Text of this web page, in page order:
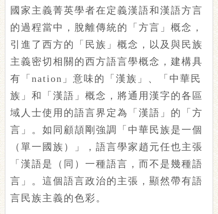
國家主義菁英學者在定義漢語和漢語方言
的過程當中，脫離傳統的「方言」概念，
引進了西方的「民族」概念，以及與民族
主義密切相關的西方語言學概念，建構具
有「nation」意味的「漢族」、「中華民
族」和「漢語」概念，將通用漢字的各區
域人士使用的語言界定為「漢語」的「方
言」。如同顧頡剛強調「中華民族是一個
（單一國族）」，語言學家趙元任也主張
「漢語是（同）一種語言，而不是幾種語
言」。這個語言政治的主張，顯然帶有語
言民族主義的色彩。